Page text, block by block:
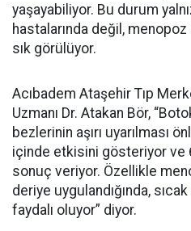
yaşayabiliyor. Bu durum
hastalarında değil,
sık görülüyor.
Acıbadem Ataşehir Tıp
Uzmanı Dr. Atakan Bör,
bezlerinin aşırı uyarılması
içinde etkisini gösteriyor ve 6
sonuç veriyor. Özellikle
deriye uygulandığında,
faydalı oluyor” diyor.